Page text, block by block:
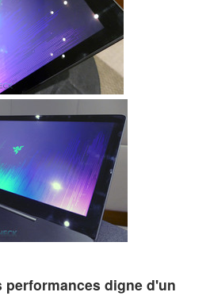
performances digne d'un